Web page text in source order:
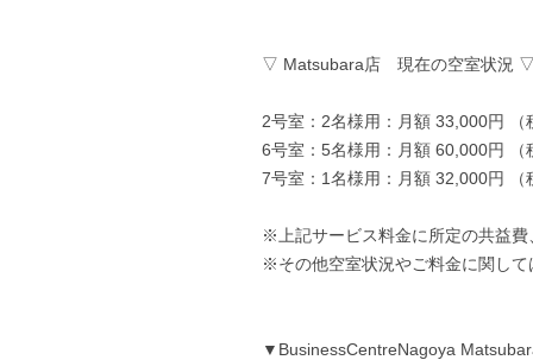
▽ Matsubara店 現在の空室状況
2号室：2名様用：月額 33,000円 （
6号室：5名様用：月額 60,000円 （
7号室：1名様用：月額 32,000円 （
※上記サービス料金に所定の共益
※その他空室状況やご料金に関し
▼BusinessCentreNagoya